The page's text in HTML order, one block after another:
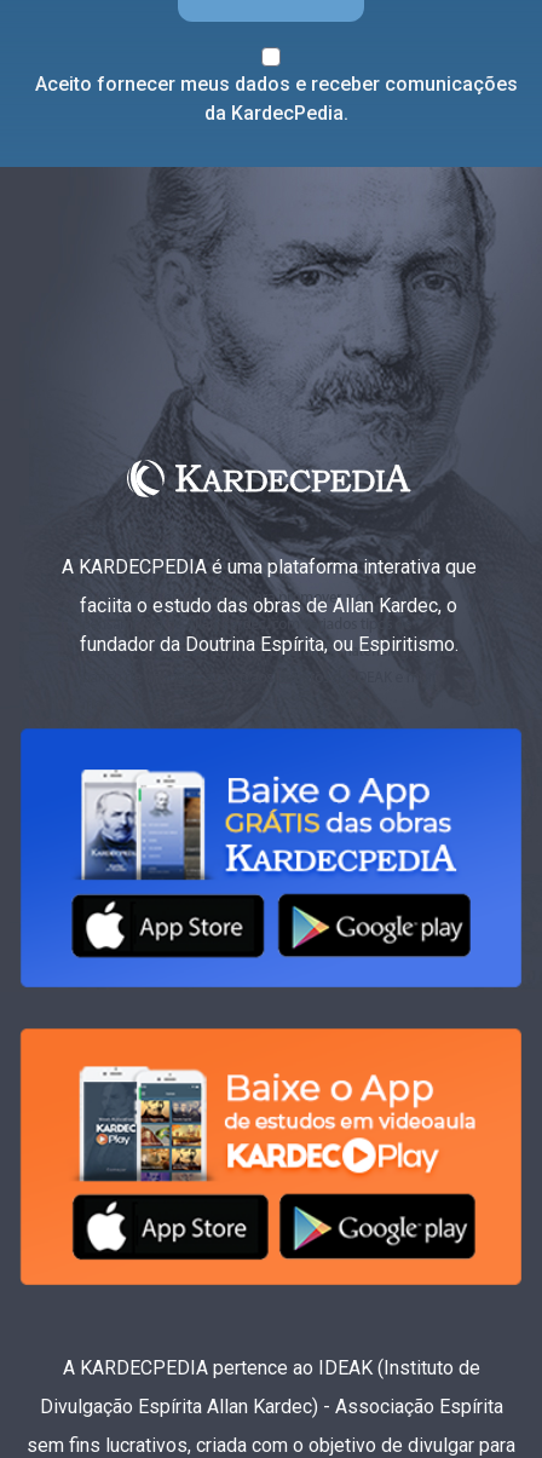
Aceito fornecer meus dados e receber comunicações
da KardecPedia.
A KARDECPEDIA é uma plataforma interativa que
faciita o estudo das obras de Allan Kardec, o
fundador da Doutrina Espírita, ou Espiritismo.
A KARDECPEDIA pertence ao IDEAK (Instituto de
Divulgação Espírita Allan Kardec) - Associação Espírita
sem fins lucrativos, criada com o objetivo de divulgar para